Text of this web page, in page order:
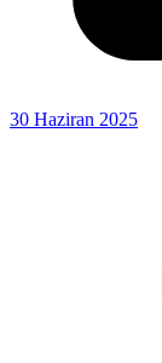
30 Haziran 2025